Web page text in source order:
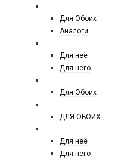
Для Обоих
Аналоги
Для неё
Для него
Для Обоих
ДЛЯ ОБОИХ
Для неё
Для него